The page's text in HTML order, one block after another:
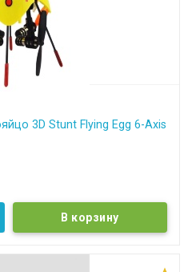
3D Stunt Flying Egg 6-Axis